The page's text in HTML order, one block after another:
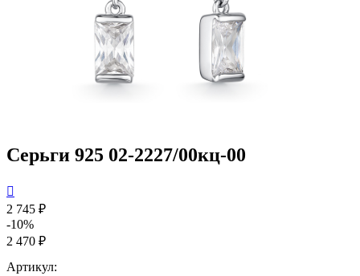
Серьги 925 02-2227/00кц-00

2 745 ₽
-10%
2 470 ₽
Артикул: